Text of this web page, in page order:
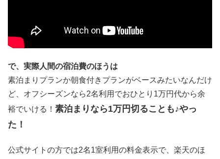
で、実際人間の宿泊費のほうは
素泊まりプランか朝食付きプランがベースみたいなんだけ
ど、オフシーズンなら2名利用でおひとり1万円代から余
裕でいける！ 素泊まりなら1万円切ることも♪やっ
た！
公式サイトの方では2名1室利用の料金表示で、楽天のほ